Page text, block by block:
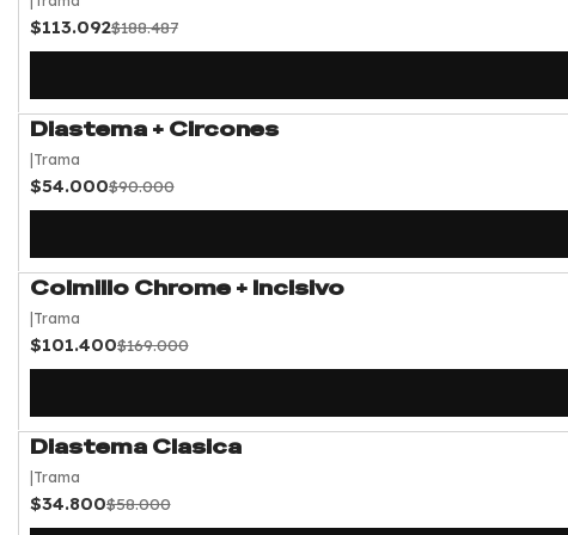
$113.092$188.487
-40%OFF
Diastema + Circones
|Trama
$54.000$90.000
-40%OFF
Colmillo Chrome + Incisivo
|Trama
$101.400$169.000
-40%OFF
Diastema Clasica
|Trama
$34.800$58.000